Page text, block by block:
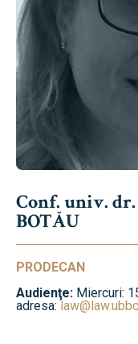
Conf. univ.
BOTĂU
PRODECAN
Audienţe: Miercuri:
adresa: